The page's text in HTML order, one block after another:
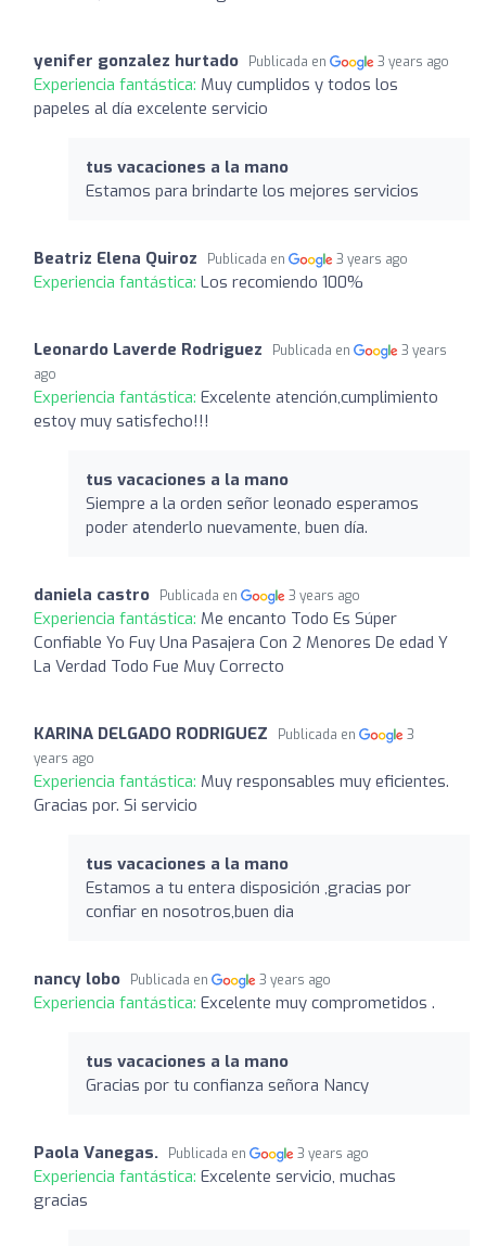
yenifer gonzalez hurtado Publicada en 3 years ago
Experiencia fantástica: Muy cumplidos y todos los
papeles al día excelente servicio
tus vacaciones a la mano
Estamos para brindarte los mejores servicios
Beatriz Elena Quiroz Publicada en 3 years ago
Experiencia fantástica: Los recomiendo 100%
Leonardo Laverde Rodriguez Publicada en
3 years
ago
Experiencia fantástica: Excelente atención,cumplimiento
estoy muy satisfecho!!!
tus vacaciones a la mano
Siempre a la orden señor leonado esperamos
poder atenderlo nuevamente, buen día.
daniela castro Publicada en 3 years ago
Experiencia fantástica: Me encanto Todo Es Súper
Confiable Yo Fuy Una Pasajera Con 2 Menores De edad Y
La Verdad Todo Fue Muy Correcto
KARINA DELGADO RODRIGUEZ Publicada en
3
years ago
Experiencia fantástica: Muy responsables muy eficientes.
Gracias por. Si servicio
tus vacaciones a la mano
Estamos a tu entera disposición ,gracias por
confiar en nosotros,buen dia
nancy lobo Publicada en 3 years ago
Experiencia fantástica: Excelente muy comprometidos .
tus vacaciones a la mano
Gracias por tu confianza señora Nancy
Paola Vanegas. Publicada en 3 years ago
Experiencia fantástica: Excelente servicio, muchas
gracias